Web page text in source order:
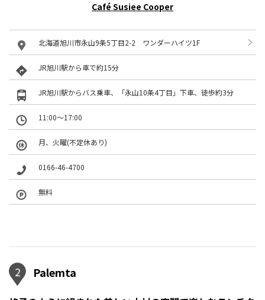
Café Susiee Cooper
北海道旭川市永山9条5丁目2-2 ワンダーハイツ1F
JR旭川駅から車で約15分
JR旭川駅からバス乗車、「永山10条4丁目」下車、徒歩約3分
11:00〜17:00
月、火曜(不定休あり)
0166-46-4700
無料
2 Palemta